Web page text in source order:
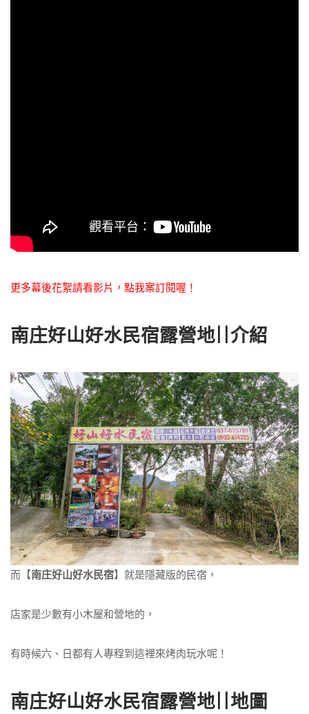
更多幕後花絮請看影片，點我案訂閱喔！
南庄好山好水民宿露營地||介紹
而【南庄好山好水民宿】就是隱藏版的民宿，
店家是少數有小木屋和營地的，
有時候六、日都有人專程到這裡來烤肉玩水呢！
南庄好山好水民宿露營地||地圖